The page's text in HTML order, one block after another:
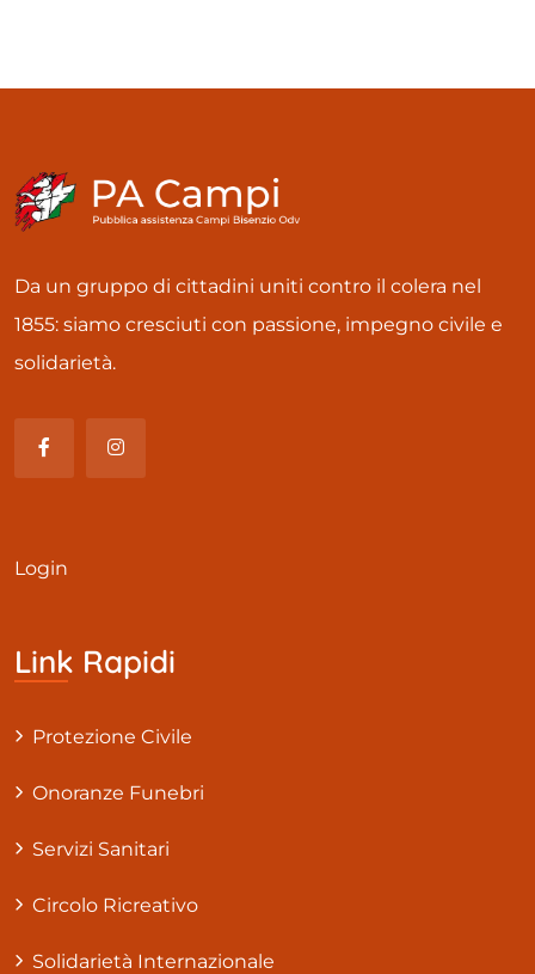
Da un gruppo di cittadini uniti contro il colera nel
1855: siamo cresciuti con passione, impegno civile e
solidarietà.
Login
Link Rapidi
Protezione Civile
Onoranze Funebri
Servizi Sanitari
Circolo Ricreativo
Solidarietà Internazionale